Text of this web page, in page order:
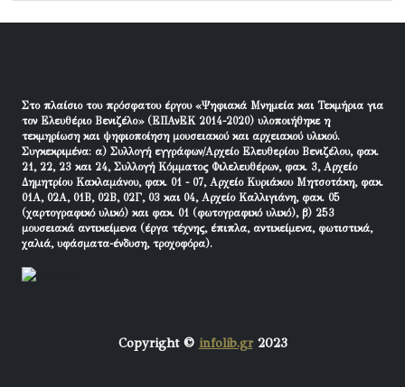
Στο πλαίσιο του πρόσφατου έργου «Ψηφιακά Μνημεία και Τεκμήρια για
τον Ελευθέριο Βενιζέλο» (ΕΠΑνΕΚ 2014-2020) υλοποιήθηκε η
τεκμηρίωση και ψηφιοποίηση μουσειακού και αρχειακού υλικού.
Συγκεκριμένα: α) Συλλογή εγγράφων/Αρχείο Ελευθερίου Βενιζέλου, φακ.
21, 22, 23 και 24, Συλλογή Κόμματος Φιλελευθέρων, φακ. 3, Αρχείο
Δημητρίου Κακλαμάνου, φακ. 01 - 07, Αρχείο Κυριάκου Μητσοτάκη, φακ.
01Α, 02Α, 01Β, 02Β, 02Γ, 03 και 04, Αρχείο Καλλιγιάνη, φακ. 05
(χαρτογραφικό υλικό) και φακ. 01 (φωτογραφικό υλικό), β) 253
μουσειακά αντικείμενα (έργα τέχνης, έπιπλα, αντικείμενα, φωτιστικά,
χαλιά, υφάσματα-ένδυση, τροχοφόρα).
Copyright © infolib.gr2023